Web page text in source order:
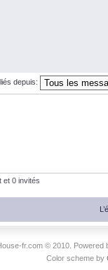
depuis:
et 0 invités
fr.com © 2010. Powered
Color scheme by